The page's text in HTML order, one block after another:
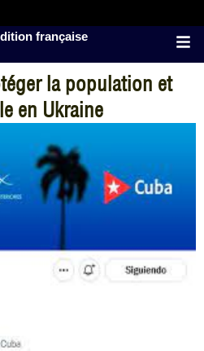
française
la population et
en Ukraine